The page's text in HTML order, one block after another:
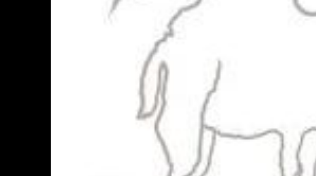
STAR FOX
PSYRIVER 2026 : LA MAGIE
« MOFUSAND / PARLER
ASSASSIN'S CREED BLACK FLAG
« LE VENT DAND LES SAULES